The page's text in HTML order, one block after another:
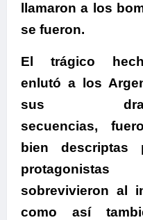
llamaron a los
se fueron.
El trágico
enlutó a los
sus
secuencias,
bien descriptas
sobrevivieron al
como así